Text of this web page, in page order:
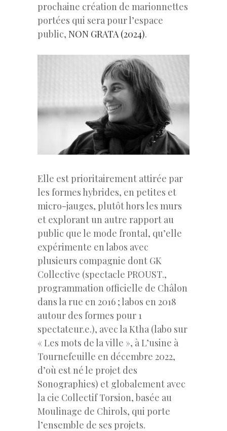
prochaine création de marionnettes
portées qui sera pour l’espace
public, NON GRATA (2024).
Elle est prioritairement attirée par
les formes hybrides, en petites et
micro-jauges, plutôt hors les murs
et explorant un autre rapport au
public que le mode frontal, qu’elle
expérimente en labos avec
plusieurs compagnie dont GK
Collective (spectacle PROUST.,
programmation officielle de Châlon
dans la rue en 2016 ; labos en 2018
autour des formes pour 1
spectateur.e.), avec la Ktha (labo sur
« Les mots de la ville », à L’usine à
Tournefeuille en décembre 2022,
d’où est né le projet des
Sonographies) et globalement avec
la cie Collectif Torsion, basée au
Moulinage de Chirols, qui porte
l’ensemble de ses projets.